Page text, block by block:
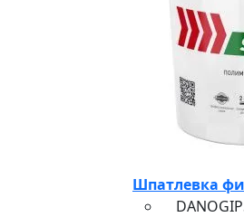
Шпатлевка